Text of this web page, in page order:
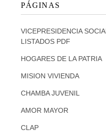
PÁGINAS
VICEPRESIDENCIA
LISTADOS PDF
HOGARES DE LA PATRIA
MISION VIVIENDA
CHAMBA JUVENIL
AMOR MAYOR
CLAP